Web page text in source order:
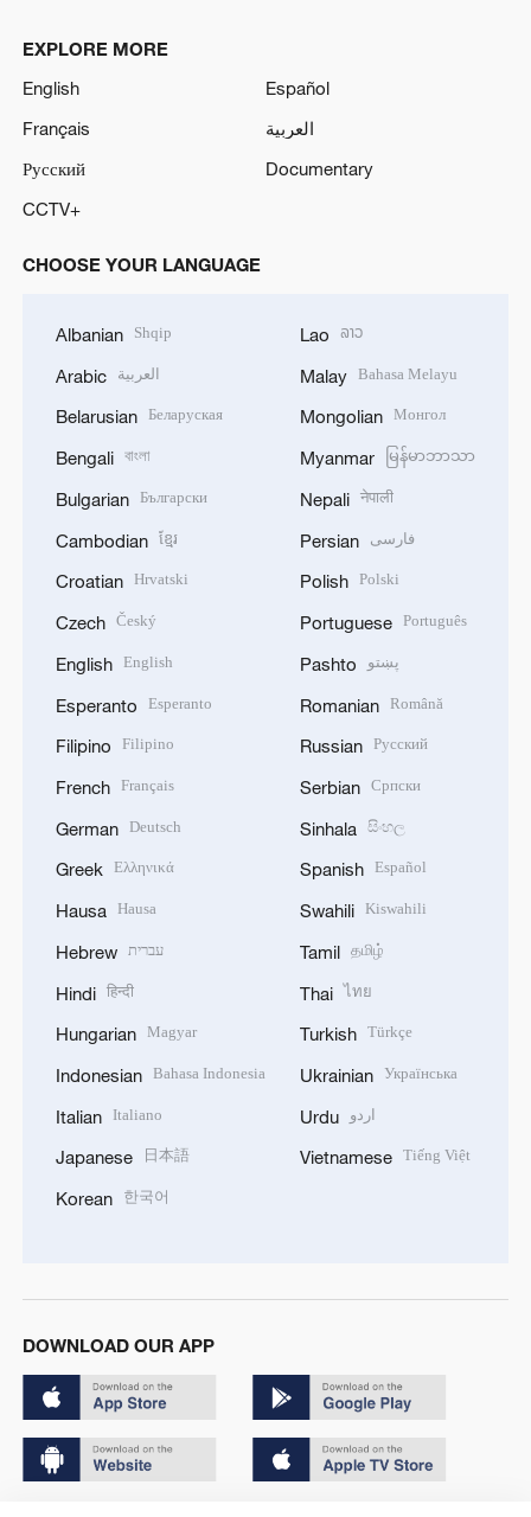
EXPLORE MORE
English
Español
Français
العربية
Русский
Documentary
CCTV+
CHOOSE YOUR LANGUAGE
Albanian Shqip
Arabic العربية
Belarusian Беларуская
Bengali বাংলা
Bulgarian Български
Cambodian ខ្មែរ
Croatian Hrvatski
Czech Český
English English
Esperanto Esperanto
Filipino Filipino
French Français
German Deutsch
Greek Ελληνικά
Hausa Hausa
Hebrew עברית
Hindi हिन्दी
Hungarian Magyar
Indonesian Bahasa Indonesia
Italian Italiano
Japanese 日本語
Korean 한국어
Lao ລາວ
Malay Bahasa Melayu
Mongolian Монгол
Myanmar မြန်မာဘာသာ
Nepali नेपाली
Persian فارسی
Polish Polski
Portuguese Português
Pashto پښتو
Romanian Română
Russian Русский
Serbian Српски
Sinhala සිංහල
Spanish Español
Swahili Kiswahili
Tamil தமிழ்
Thai ไทย
Turkish Türkçe
Ukrainian Українська
Urdu اردو
Vietnamese Tiếng Việt
DOWNLOAD OUR APP